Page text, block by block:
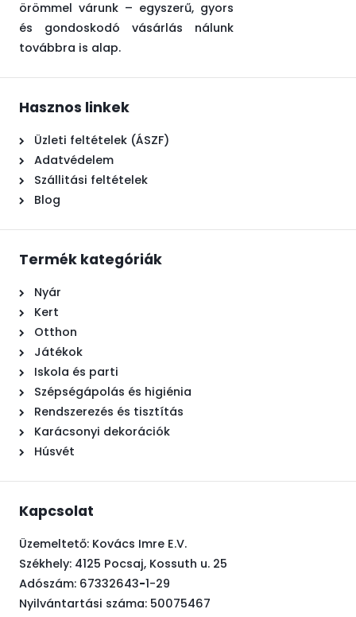
örömmel várunk – egyszerű, gyors
és gondoskodó vásárlás nálunk
továbbra is alap.
Hasznos linkek
Üzleti feltételek (ÁSZF)
Adatvédelem
Szállitási feltételek
Blog
Termék kategóriák
Nyár
Kert
Otthon
Játékok
Iskola és parti
Szépségápolás és higiénia
Rendszerezés és tisztítás
Karácsonyi dekorációk
Húsvét
Kapcsolat
Üzemeltető: Kovács Imre E.V.
Székhely: 4125 Pocsaj, Kossuth u. 25
Adószám: 67332643-1-29
Nyilvántartási száma: 50075467